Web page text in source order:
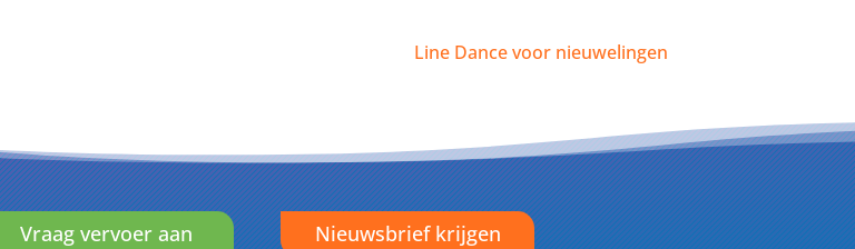
Line Dance voor nieuwelingen
Vraag vervoer aan Nieuwsbrief krijgen